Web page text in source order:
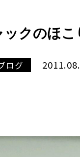
ックのほこ
ログ